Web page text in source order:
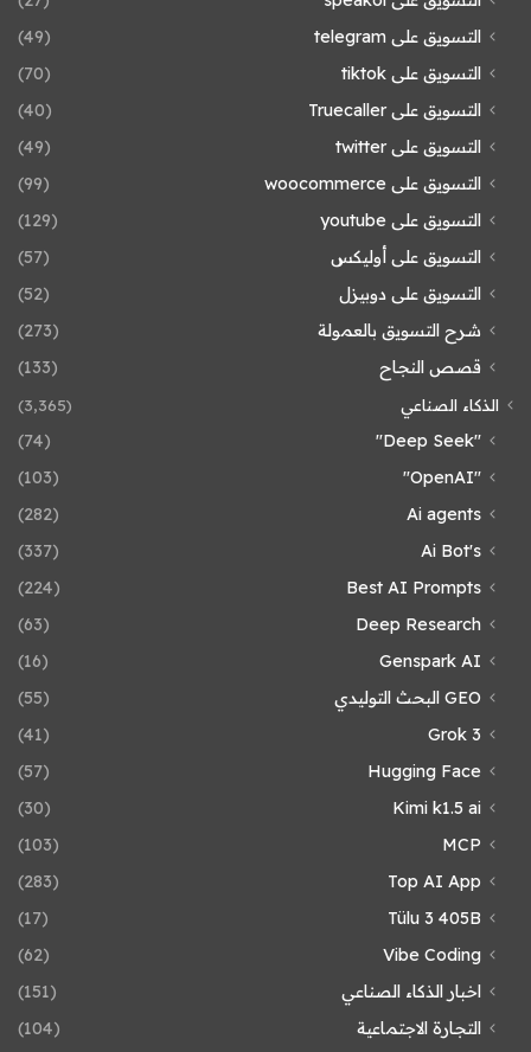
التسويق على telegram
(49)
التسويق على tiktok
(70)
التسويق على Truecaller
(40)
التسويق على twitter
(49)
التسويق على woocommerce
(99)
التسويق على youtube
(129)
التسويق على أوليكس
(57)
التسويق على دوبيزل
(52)
شرح التسويق بالعمولة
(273)
قصص النجاح
(133)
الذكاء الصناعي (3٬365)
"Deep Seek"
(74)
"OpenAI"
(103)
Ai agents
(282)
Ai Bot's
(337)
Best AI Prompts
(224)
Deep Research
(63)
Genspark AI
(16)
GEO البحث التوليدي
(55)
Grok 3
(41)
Hugging Face
(57)
Kimi k1.5 ai
(30)
MCP
(103)
Top AI App
(283)
Tülu 3 405B
(17)
Vibe Coding
(62)
اخبار الذكاء الصناعي
(151)
التجارة الاجتماعية
(104)